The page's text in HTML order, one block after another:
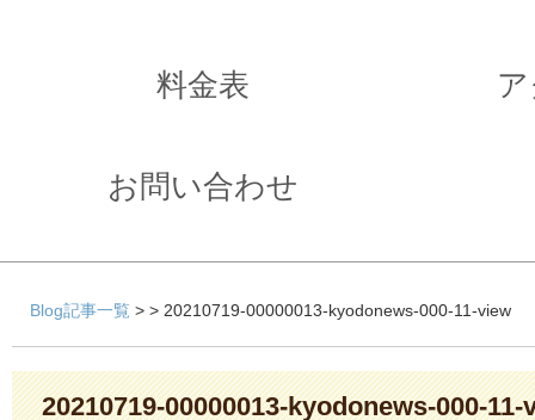
料金表
お問い合わせ
Blog記事一覧 > > 20210719-00000013-kyodonews-000-11-view
20210719-00000013-kyodonews-000-11-